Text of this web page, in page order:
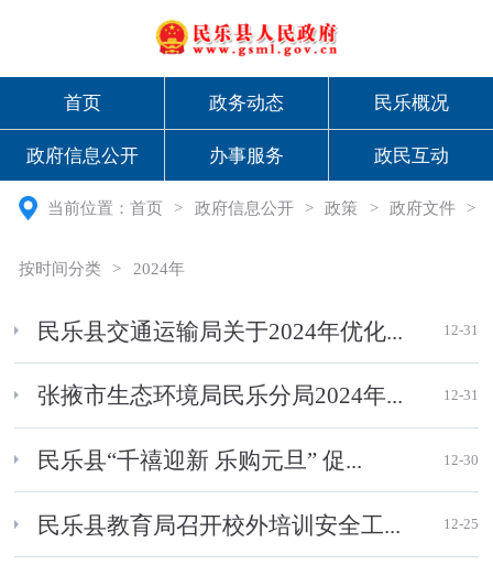
首页 政务动态 民乐概况
政府信息公开 办事服务 政民互动
当前位置：首页 > 政府信息公开 > 政策 > 政府文件 >
按时间分类 > 2024年
民乐县交通运输局关于2024年优化... 12-31
张掖市生态环境局民乐分局2024年... 12-31
民乐县“千禧迎新 乐购元旦” 促... 12-30
民乐县教育局召开校外培训安全工... 12-25